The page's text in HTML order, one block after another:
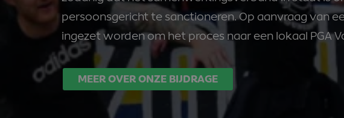
persoonsgericht te sanctioneren. Op aanvraag van
ingezet worden om het proces naar een lokaal PGA
MEER OVER ONZE BIJDRAGE